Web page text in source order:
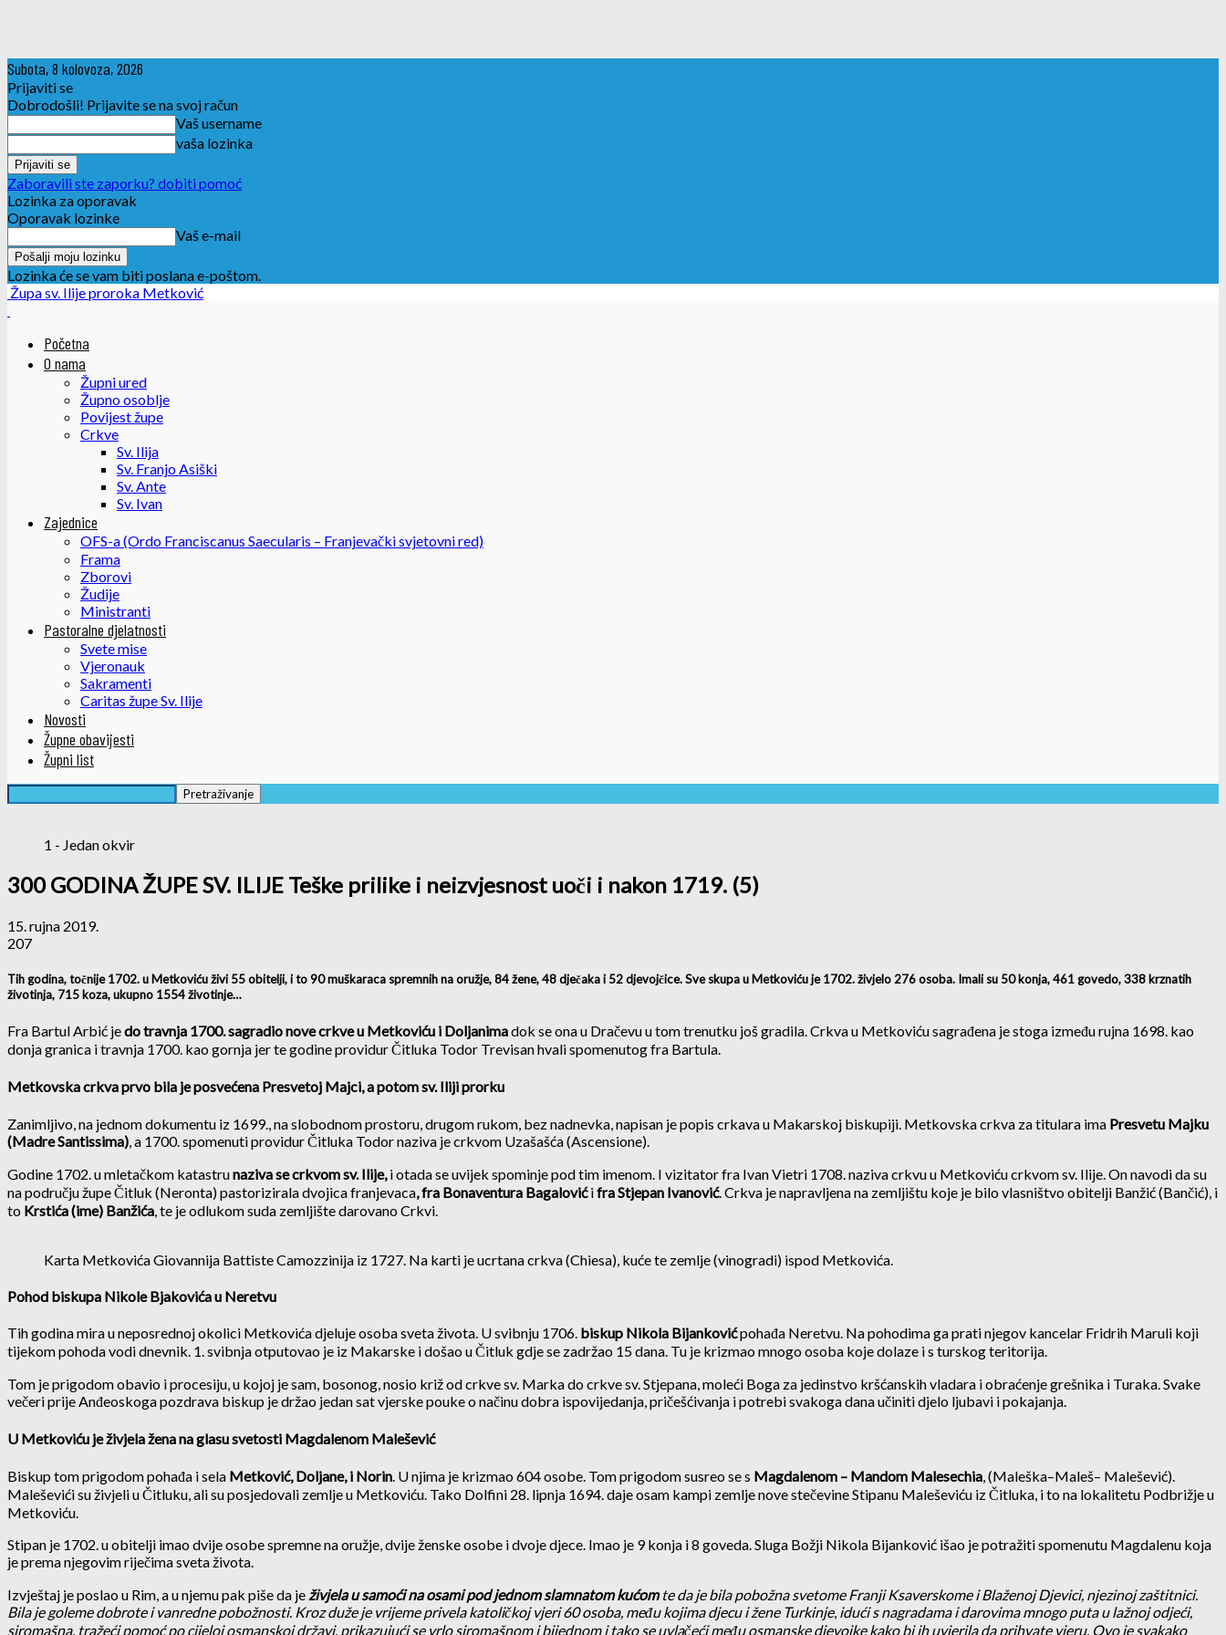
Subota, 8 kolovoza, 2026
Prijaviti se
Dobrodošli! Prijavite se na svoj račun
Vaš username
vaša lozinka
Zaboravili ste zaporku? dobiti pomoć
Lozinka za oporavak
Oporavak lozinke
Vaš e-mail
Lozinka će se vam biti poslana e-poštom.
Župa sv. Ilije proroka Metković
Početna
O nama
Župni ured
Župno osoblje
Povijest župe
Crkve
Sv. Ilija
Sv. Franjo Asiški
Sv. Ante
Sv. Ivan
Zajednice
OFS-a (Ordo Franciscanus Saecularis – Franjevački svjetovni red)
Frama
Zborovi
Žudije
Ministranti
Pastoralne djelatnosti
Svete mise
Vjeronauk
Sakramenti
Caritas župe Sv. Ilije
Novosti
Župne obavijesti
Župni list
1 - Jedan okvir
300 GODINA ŽUPE SV. ILIJE Teške prilike i neizvjesnost uoči i nakon 1719. (5)
15. rujna 2019.
207
Tih godina, točnije 1702. u Metkoviću živi 55 obitelji, i to 90 muškaraca spremnih na oružje, 84 žene, 48 dječaka i 52 djevojčice. Sve skupa u Metkoviću je 1702. živjelo 276 osoba. Imali su 50 konja, 461 govedo, 338 krznatih
životinja, 715 koza, ukupno 1554 životinje…
Fra Bartul Arbić jedo travnja 1700. sagradio nove crkve u Metkoviću i Doljanimadok se ona u Dračevu u tom trenutku još gradila. Crkva u Metkoviću sagrađena je stoga između rujna 1698. kao
donja granica i travnja 1700. kao gornja jer te godine providur Čitluka Todor Trevisan hvali spomenutog fra Bartula.
Metkovska crkva prvo bila je posvećena Presvetoj Majci, a potom sv. Iliji prorku
Zanimljivo, na jednom dokumentu iz 1699., na slobodnom prostoru, drugom rukom, bez nadnevka, napisan je popis crkava u Makarskoj biskupiji. Metkovska crkva za titulara ima Presvetu Majku
(Madre Santissima) , a 1700. spomenuti providur Čitluka Todor naziva je crkvom Uzašašća (Ascensione).
Godine 1702. u mletačkom katastrunaziva se crkvom sv. Ilije, i otada se uvijek spominje pod tim imenom. I vizitator fra Ivan Vietri 1708. naziva crkvu u Metkoviću crkvom sv. Ilije. On navodi da su
na području župe Čitluk (Neronta) pastorizirala dvojica franjevaca, fra Bonaventura Bagalovićifra Stjepan Ivanović. Crkva je napravljena na zemljištu koje je bilo vlasništvo obitelji Banžić (Bančić), i
to Krstića (ime) Banžića , te je odlukom suda zemljište darovano Crkvi.
Karta Metkovića Giovannija Battiste Camozzinija iz 1727. Na karti je ucrtana crkva (Chiesa), kuće te zemlje (vinogradi) ispod Metkovića.
Pohod biskupa Nikole Bjakovića u Neretvu
Tih godina mira u neposrednoj okolici Metkovića djeluje osoba sveta života. U svibnju 1706. biskup Nikola Bijankovićpohađa Neretvu. Na pohodima ga prati njegov kancelar Fridrih Maruli koji
tijekom pohoda vodi dnevnik. 1. svibnja otputovao je iz Makarske i došao u Čitluk gdje se zadržao 15 dana. Tu je krizmao mnogo osoba koje dolaze i s turskog teritorija.
Tom je prigodom obavio i procesiju, u kojoj je sam, bosonog, nosio križ od crkve sv. Marka do crkve sv. Stjepana, moleći Boga za jedinstvo kršćanskih vladara i obraćenje grešnika i Turaka. Svake
večeri prije Anđeoskoga pozdrava biskup je držao jedan sat vjerske pouke o načinu dobra ispovijedanja, pričešćivanja i potrebi svakoga dana učiniti djelo ljubavi i pokajanja.
U Metkoviću je živjela žena na glasu svetosti Magdalenom Malešević
Biskup tom prigodom pohađa i sela Metković, Doljane, i Norin . U njima je krizmao 604 osobe. Tom prigodom susreo se s Magdalenom – Mandom Malesechia , (Maleška–Maleš– Malešević).
Maleševići su živjeli u Čitluku, ali su posjedovali zemlje u Metkoviću. Tako Dolfini 28. lipnja 1694. daje osam kampi zemlje nove stečevine Stipanu Maleševiću iz Čitluka, i to na lokalitetu Podbrižje u
Metkoviću.
Stipan je 1702. u obitelji imao dvije osobe spremne na oružje, dvije ženske osobe i dvoje djece. Imao je 9 konja i 8 goveda. Sluga Božji Nikola Bijanković išao je potražiti spomenutu Magdalenu koja
je prema njegovim riječima sveta života.
Izvještaj je poslao u Rim, a u njemu pak piše da je živjela u samoći na osami pod jednom slamnatom kućomte da je bila pobožna svetome Franji Ksaverskome i Blaženoj Djevici, njezinoj zaštitnici.
Bila je goleme dobrote i vanredne pobožnosti. Kroz duže je vrijeme privela katoličkoj vjeri 60 osoba, među kojima djecu i žene Turkinje, idući s nagradama i darovima mnogo puta u lažnoj odjeći,
siromašna, tražeći pomoć po cijeloj osmanskoj državi, prikazujući se vrlo siromašnom i bijednom i tako se uvlačeći među osmanske djevojke kako bi ih uvjerila da prihvate vjeru. Ovo je svakako